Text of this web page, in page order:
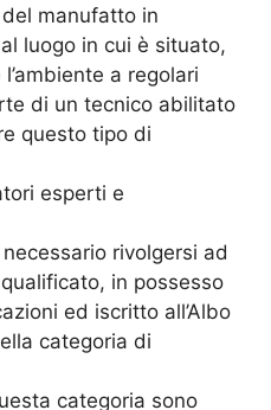
manufatto in
luogo in cui è situato,
a regolari
di un tecnico abilitato
questo tipo di
esperti e
rivolgersi ad
in possesso
ed iscritto all’Albo
categoria di
categoria sono